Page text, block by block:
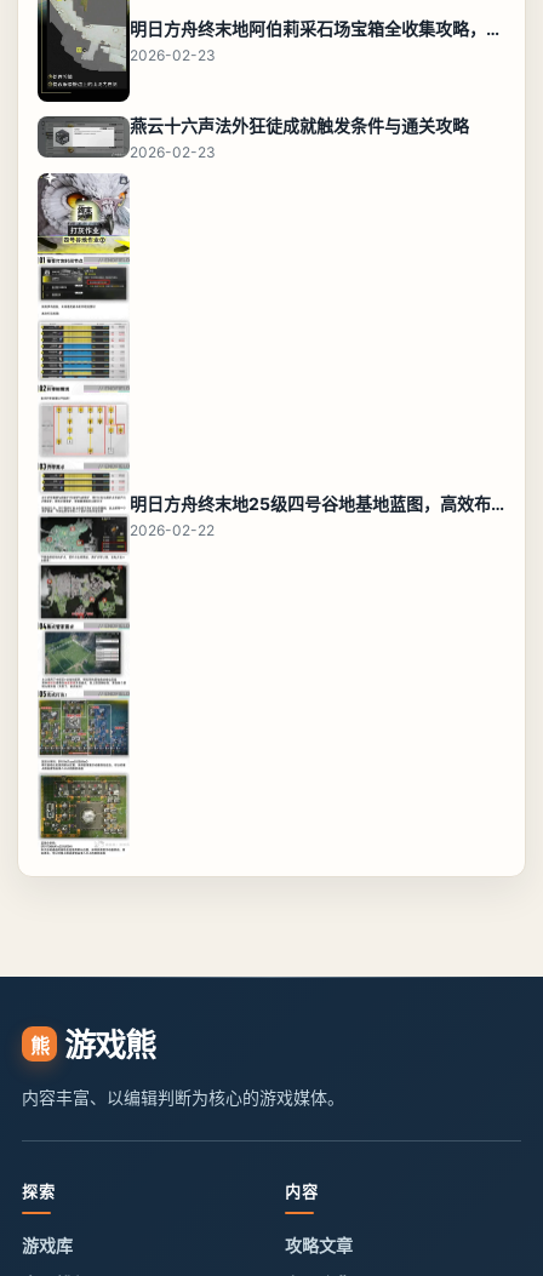
明日方舟终末地阿伯莉采石场宝箱全收集攻略，全点位分布图与路线
2026-02-23
燕云十六声法外狂徒成就触发条件与通关攻略
2026-02-23
明日方舟终末地25级四号谷地基地蓝图，高效布局规划
2026-02-22
熊 游戏熊
内容丰富、以编辑判断为核心的游戏媒体。
探索
游戏库
内容
攻略文章